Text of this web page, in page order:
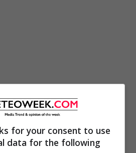
E
for your consent to use
data for the following